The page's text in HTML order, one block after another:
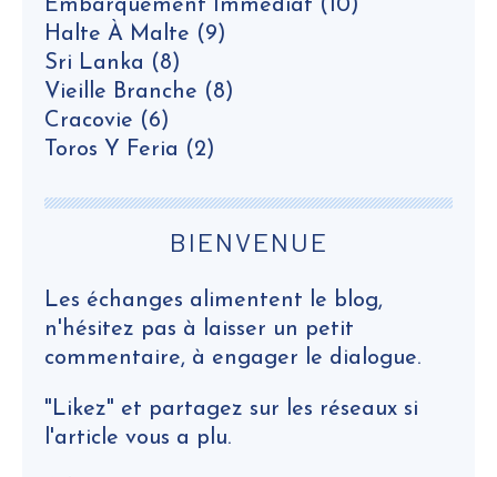
Embarquement Immédiat (10)
Halte À Malte (9)
Sri Lanka (8)
Vieille Branche (8)
Cracovie (6)
Toros Y Feria (2)
BIENVENUE
Les échanges alimentent le blog,
n'hésitez pas à laisser un petit
commentaire, à engager le dialogue.
"Likez" et partagez sur les réseaux si
l'article vous a plu.